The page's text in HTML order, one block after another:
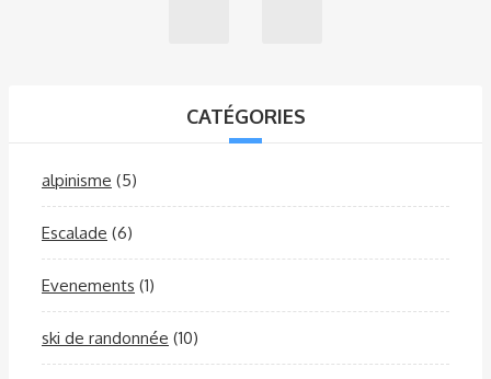
CATÉGORIES
alpinisme (5)
Escalade (6)
Evenements (1)
ski de randonnée (10)